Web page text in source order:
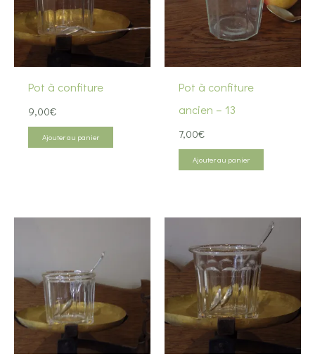
Pot à confiture
9,00€
Ajouter au panier
Pot à confiture
ancien – 13
7,00€
Ajouter au panier